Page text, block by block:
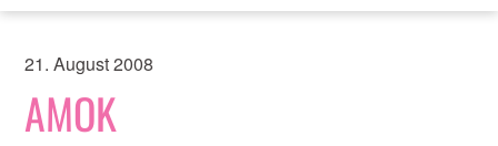
21. August 2008
AMOK